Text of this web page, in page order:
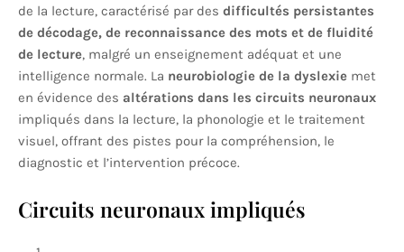
de la lecture, caractérisé par des difficultés persistantes
de décodage, de reconnaissance des mots et de fluidité
de lecture, malgré un enseignement adéquat et une
intelligence normale. La neurobiologie de la dyslexie met
en évidence des altérations dans les circuits neuronaux
impliqués dans la lecture, la phonologie et le traitement
visuel, offrant des pistes pour la compréhension, le
diagnostic et l’intervention précoce.
Circuits neuronaux impliqués